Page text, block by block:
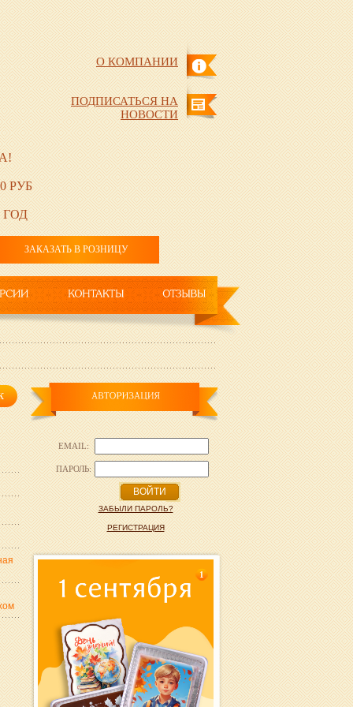
О КОМПАНИИ
ПОДПИСАТЬСЯ НА
НОВОСТИ
РУБ
ЗАКАЗАТЬ В РОЗНИЦУ
EMAIL:
ПАРОЛЬ:
ВОЙТИ
ЗАБЫЛИ ПАРОЛЬ?
РЕГИСТРАЦИЯ
1